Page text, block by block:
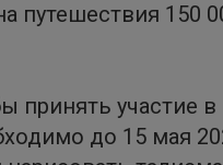
путешествия 150
принять участие в
до 15 мая